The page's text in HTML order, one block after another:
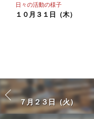
日々の活動の様子
１０月３１日（木）
７月２３日（火）